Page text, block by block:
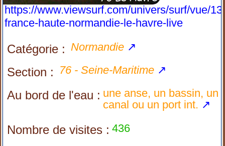
https://www.viewsurf.com/univers/surf/vue/
france-haute-normandie-le-havre-live
Catégorie : Normandie ↗
Section : 76 - Seine-Maritime ↗
Au bord de l'eau : une anse, un bassin, un
canal ou un port int. ↗
Nombre de visites : 436